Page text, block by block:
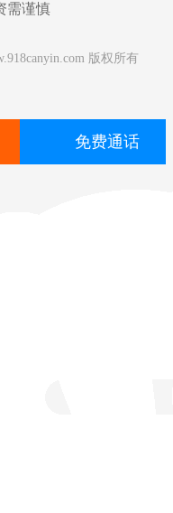
需谨慎
版权所有
免费通话